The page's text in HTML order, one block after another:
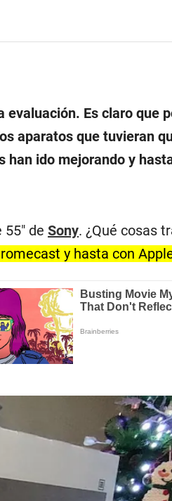
evaluación. Es claro que
aparatos que tuvieran
ido mejorando y
55″ deSony. ¿Qué cosas
y hasta con